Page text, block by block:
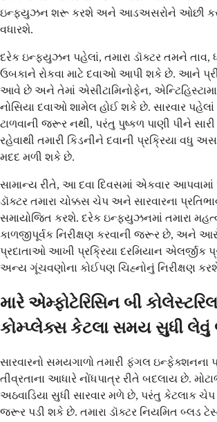
ઇન્ફ્યુઝન શરૂ કરશે અને આડઅસરોને ઓછી કરવા
વધારશે.
દરેક ઇન્ફ્યુઝન પહેલાં, તમારા ડૉક્ટર તમને
ઉબકાને રોકવા માટે દવાઓ આપી શકે છે. આને
આવે છે અને તેમાં એસીટામિનોફેન,
નોસિયા દવાઓ શામેલ હોઈ શકે છે. સારવાર પહેલાં
ટાળવાની જરૂર નથી, પરંતુ પુષ્કળ પાણી પીને સારી
રહેવાથી તમારી કિડનીને દવાની પ્રક્રિયા વધુ
મદદ મળી શકે છે.
સામાન્ય રીતે, આ દવા દિવસમાં એકવાર
ડૉક્ટર તમારા ચોક્કસ ચેપ અને સારવારના
સમાયોજિત કરશે. દરેક ઇન્ફ્યુઝનમાં તમારા
કાળજીપૂર્વક નિરીક્ષણ કરવાની જરૂર છે, અને
પ્રદાતાઓ આખી પ્રક્રિયા દરમિયાન એલર્જીક
અન્ય ગૂંચવણોના કોઈપણ ચિહ્નોનું નિરીક્ષણ
મારે એમ્ફોટેરિસિન બી
કોમ્પ્લેક્સ કેટલા સમય સુધી
સારવારનો સમયગાળો તમારી ફંગલ ઇન્ફેક્શનના
તીવ્રતાના આધારે નોંધપાત્ર રીતે બદલાય છે.
અઠવાડિયા સુધી સારવાર મળે છે, પરંતુ કેટલાક ચેપ
જરૂર પડી શકે છે. તમારા ડૉક્ટર નિયમિત બ્લડ